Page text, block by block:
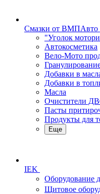
Смазки от ВМПАвто
"Уголок
Автокосметика
Вело-Мото
Добавки в
Добавки в
Масла
Очистители
Пасты
Продукты для
Еще
IEK
Оборудование
Щитовое